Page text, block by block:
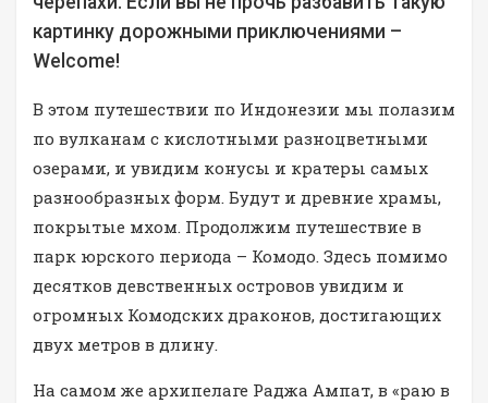
картинку дорожными приключениями –
Welcome!
В этом путешествии по Индонезии мы полазим
по вулканам с кислотными разноцветными
озерами, и увидим конусы и кратеры самых
разнообразных форм. Будут и древние храмы,
покрытые мхом. Продолжим путешествие в
парк юрского периода – Комодо. Здесь помимо
десятков девственных островов увидим и
огромных Комодских драконов, достигающих
двух метров в длину.
На самом же архипелаге Раджа Ампат, в «раю в